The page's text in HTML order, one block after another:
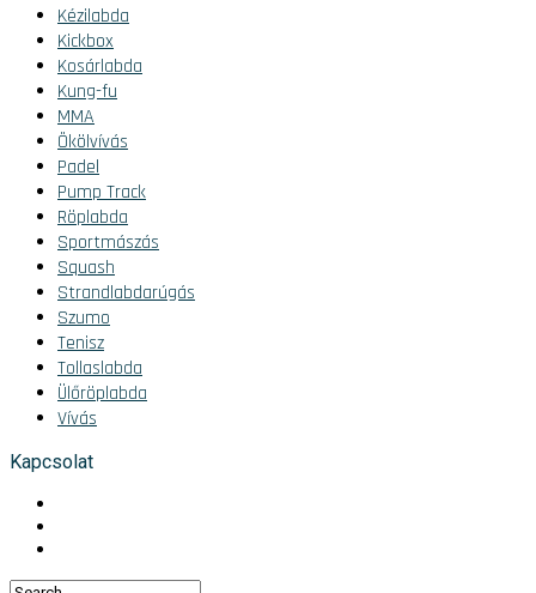
Kézilabda
Kickbox
Kosárlabda
Kung-fu
MMA
Ökölvívás
Padel
Pump Track
Röplabda
Sportmászás
Squash
Strandlabdarúgás
Szumo
Tenisz
Tollaslabda
Ülőröplabda
Vívás
Kapcsolat